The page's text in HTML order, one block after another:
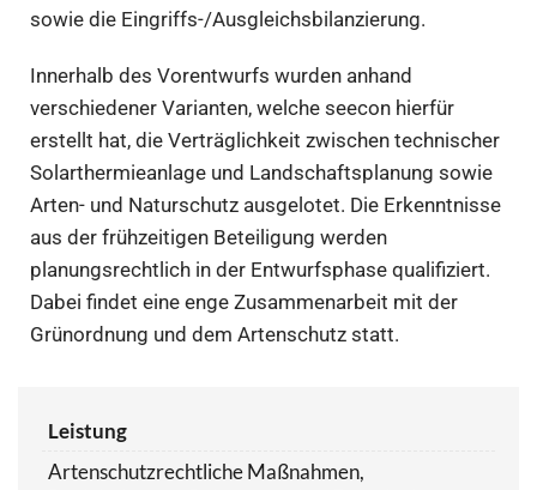
sowie die Eingriffs-/Ausgleichsbilanzierung.
Innerhalb des Vorentwurfs wurden anhand
verschiedener Varianten, welche seecon hierfür
erstellt hat, die Verträglichkeit zwischen technischer
Solarthermieanlage und Landschaftsplanung sowie
Arten- und Naturschutz ausgelotet. Die Erkenntnisse
aus der frühzeitigen Beteiligung werden
planungsrechtlich in der Entwurfsphase qualifiziert.
Dabei findet eine enge Zusammenarbeit mit der
Grünordnung und dem Artenschutz statt.
Leistung
Artenschutzrechtliche Maßnahmen,